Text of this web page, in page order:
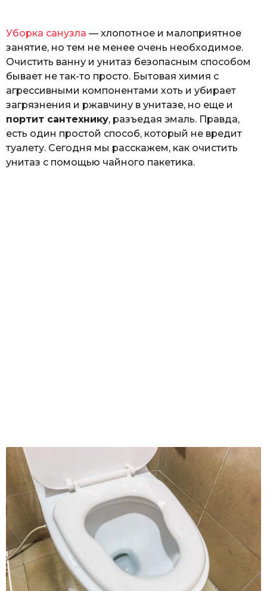
р
к
а
л
ю
к
Уборка санузла — хлопотное и малоприятное
занятие, но тем не менее очень необходимое.
Очистить ванну и унитаз безопасным способом
бывает не так-то просто. Бытовая химия с
агрессивными компонентами хоть и убирает
загрязнения и ржавчину в унитазе, но еще и
портит сантехнику, разъедая эмаль. Правда,
есть один простой способ, который не вредит
туалету. Сегодня мы расскажем, как очистить
унитаз с помощью чайного пакетика.